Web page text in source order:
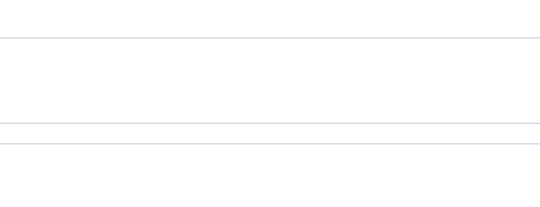
Solaire Super UV
do twarzy z kwasem hialuronowym przeznaczony do